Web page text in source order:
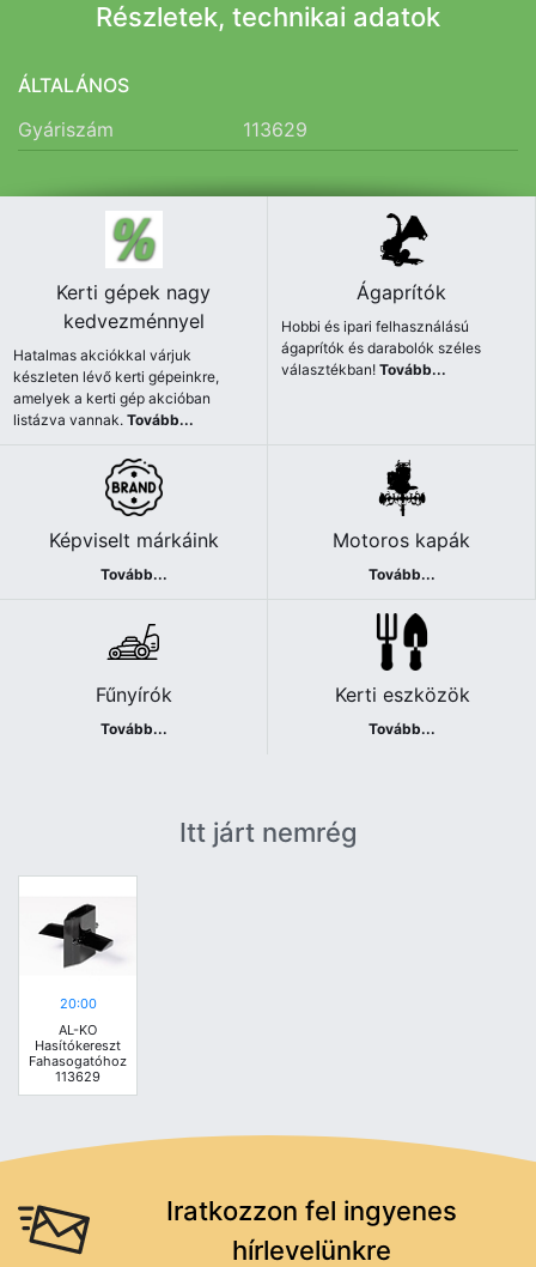
Részletek, technikai adatok
ÁLTALÁNOS
Gyáriszám
113629
Kerti gépek nagy
kedvezménnyel
Hatalmas akciókkal várjuk
készleten lévő kerti gépeinkre,
amelyek a kerti gép akcióban
listázva vannak.Tovább...
Ágaprítók
Hobbi és ipari felhasználású
ágaprítók és darabolók széles
választékban!Tovább...
Képviselt márkáink
Tovább...
Motoros kapák
Tovább...
Fűnyírók
Tovább...
Kerti eszközök
Tovább...
Itt járt nemrég
20:00
AL-KO
Hasítókereszt
Fahasogatóhoz
113629
Iratkozzon fel ingyenes
hírlevelünkre